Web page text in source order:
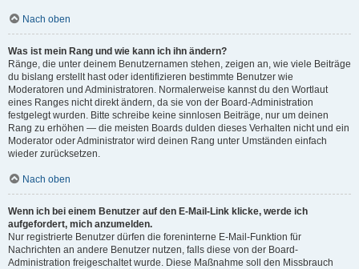
Nach oben
Was ist mein Rang und wie kann ich ihn ändern?
Ränge, die unter deinem Benutzernamen stehen, zeigen an, wie viele Beiträge
du bislang erstellt hast oder identifizieren bestimmte Benutzer wie
Moderatoren und Administratoren. Normalerweise kannst du den Wortlaut
eines Ranges nicht direkt ändern, da sie von der Board-Administration
festgelegt wurden. Bitte schreibe keine sinnlosen Beiträge, nur um deinen
Rang zu erhöhen — die meisten Boards dulden dieses Verhalten nicht und ein
Moderator oder Administrator wird deinen Rang unter Umständen einfach
wieder zurücksetzen.
Nach oben
Wenn ich bei einem Benutzer auf den E-Mail-Link klicke, werde ich
aufgefordert, mich anzumelden.
Nur registrierte Benutzer dürfen die foreninterne E-Mail-Funktion für
Nachrichten an andere Benutzer nutzen, falls diese von der Board-
Administration freigeschaltet wurde. Diese Maßnahme soll den Missbrauch